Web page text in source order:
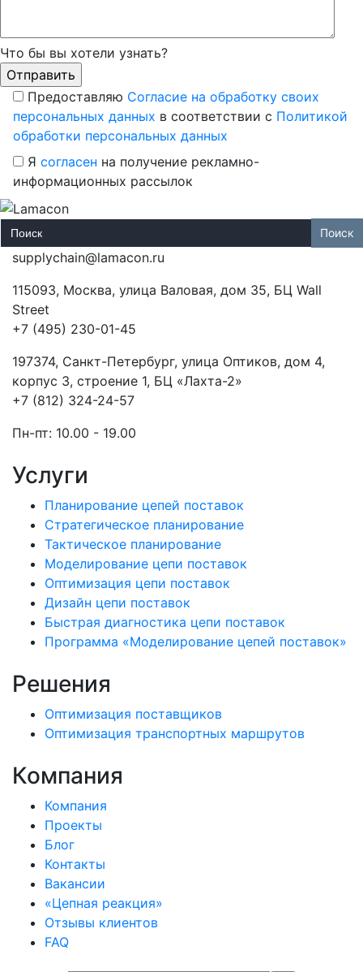
Что бы вы хотели узнать?
Предоставляю Согласие на обработку своих
персональных данных в соответствии с Политикой
обработки персональных данных
Я согласен на получение рекламно-
информационных рассылок
Search
for:
supplychain@lamacon.ru
115093, Москва, улица Валовая, дом 35, БЦ Wall
Street
+7 (495) 230-01-45
197374, Санкт-Петербург, улица Оптиков, дом 4,
корпус 3, строение 1, БЦ «Лахта-2»
+7 (812) 324-24-57
Пн-пт: 10.00 - 19.00
Услуги
Планирование цепей поставок
Стратегическое планирование
Тактическое планирование
Моделирование цепи поставок
Оптимизация цепи поставок
Дизайн цепи поставок
Быстрая диагностика цепи поставок
Программа «Моделирование цепей поставок»
Решения
Оптимизация поставщиков
Оптимизация транспортных маршрутов
Компания
Компания
Проекты
Блог
Контакты
Вакансии
«Цепная реакция»
Отзывы клиентов
FAQ